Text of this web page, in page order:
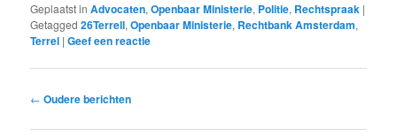
Geplaatst in Advocaten,Openbaar Ministerie, Politie, Rechtspraak |
Getagged 26Terrell,Openbaar Ministerie, Rechtbank Amsterdam,
Terrel |Geef een reactie
Bericht
← Oudere berichten